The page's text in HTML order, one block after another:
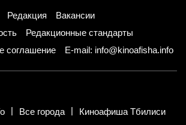
Редакция
Вакансии
Редакционные стандарты
соглашение
E-mail: info@kinoafisha.info
Все города Киноафиша Тбилиси